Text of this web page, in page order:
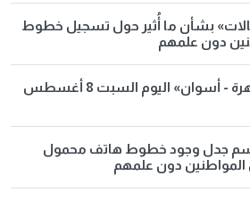
بشأن ما أُثير حول تسجيل خطوط
دون علمهم
مواعيد قطارات «القاهرة - أسوان» اليوم السبت 8 أغسطس
جدل وجود خطوط هاتف محمول
دون علمهم